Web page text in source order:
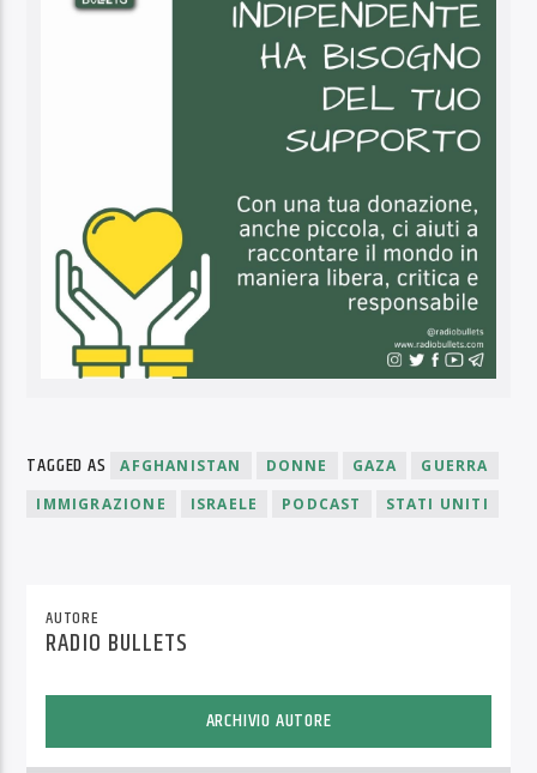
TAGGED AS AFGHANISTAN DONNE GAZA
GUERRA
IMMIGRAZIONE
ISRAELE PODCAST STATI UNITI
AUTORE
RADIO BULLETS
ARCHIVIO AUTORE